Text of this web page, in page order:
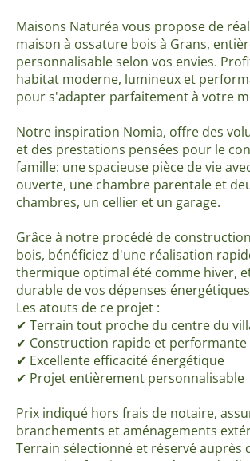
Maisons Naturéa vous propose de
maison à ossature bois à Grans,
personnalisable selon vos envies.
habitat moderne, lumineux et
pour s'adapter parfaitement à votre
Notre inspiration Nomia, offre des
et des prestations pensées pour le
famille: une spacieuse pièce de vie
ouverte, une chambre parentale et
chambres, un cellier et un garage.
Grâce à notre procédé de
bois, bénéficiez d'une réalisation
thermique optimal été comme hiver,
durable de vos dépenses
Les atouts de ce projet :
✔ Terrain tout proche du centre du
✔ Construction rapide et performante
✔ Excellente efficacité énergétique
✔ Projet entièrement personnalisable
Prix indiqué hors frais de notaire,
branchements et aménagements
Terrain sélectionné et réservé auprès